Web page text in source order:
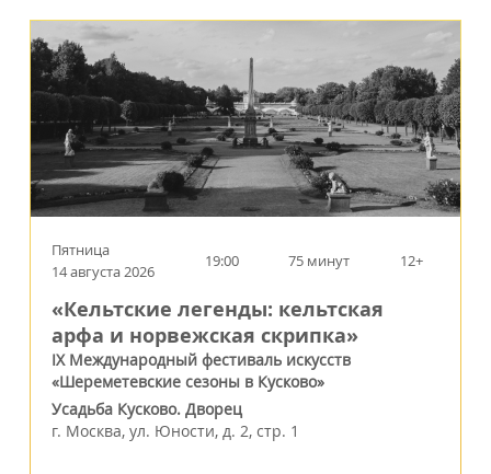
Пятница
14 августа 2026
19:00 75 минут 12+
«Кельтские легенды: кельтская
арфа и норвежская скрипка»
IX Международный фестиваль искусств
«Шереметевские сезоны в Кусково»
Усадьба Кусково. Дворец
г. Москва, ул. Юности, д. 2, стр. 1